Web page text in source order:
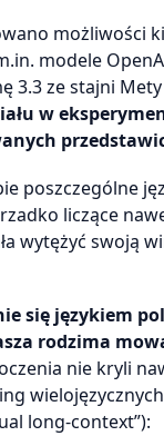
możliwości
modele
3.3 ze stajni
w
poszczególne
liczące
wytężyć
się językiem
rodzima
nie kryli
long-context”):